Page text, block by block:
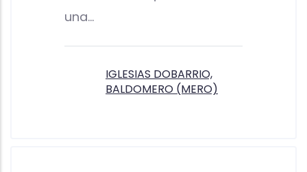
una…
IGLESIAS DOBARRIO,
BALDOMERO (MERO)